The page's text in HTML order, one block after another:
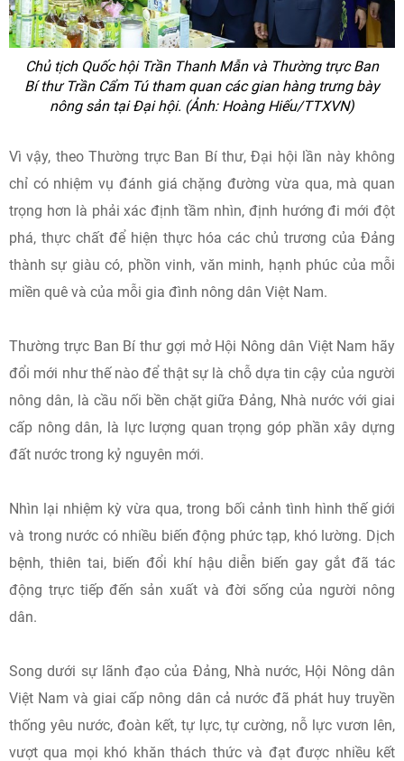
Chủ tịch Quốc hội Trần Thanh Mẫn và Thường trực Ban
Bí thư Trần Cẩm Tú tham quan các gian hàng trưng bày
nông sản tại Đại hội. (Ảnh: Hoàng Hiếu/TTXVN)
Vì vậy, theo Thường trực Ban Bí thư, Đại hội lần này không
chỉ có nhiệm vụ đánh giá chặng đường vừa qua, mà quan
trọng hơn là phải xác định tầm nhìn, định hướng đi mới đột
phá, thực chất để hiện thực hóa các chủ trương của Đảng
thành sự giàu có, phồn vinh, văn minh, hạnh phúc của mỗi
miền quê và của mỗi gia đình nông dân Việt Nam.
Thường trực Ban Bí thư gợi mở Hội Nông dân Việt Nam hãy
đổi mới như thế nào để thật sự là chỗ dựa tin cậy của người
nông dân, là cầu nối bền chặt giữa Đảng, Nhà nước với giai
cấp nông dân, là lực lượng quan trọng góp phần xây dựng
đất nước trong kỷ nguyên mới.
Nhìn lại nhiệm kỳ vừa qua, trong bối cảnh tình hình thế giới
và trong nước có nhiều biến động phức tạp, khó lường. Dịch
bệnh, thiên tai, biến đổi khí hậu diễn biến gay gắt đã tác
động trực tiếp đến sản xuất và đời sống của người nông
dân.
Song dưới sự lãnh đạo của Đảng, Nhà nước, Hội Nông dân
Việt Nam và giai cấp nông dân cả nước đã phát huy truyền
thống yêu nước, đoàn kết, tự lực, tự cường, nỗ lực vươn lên,
vượt qua mọi khó khăn thách thức và đạt được nhiều kết